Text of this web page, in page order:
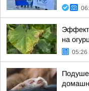
на
05:26